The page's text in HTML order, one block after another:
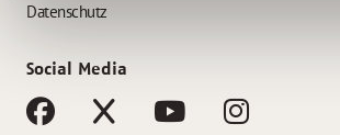
Datenschutz
Social Media